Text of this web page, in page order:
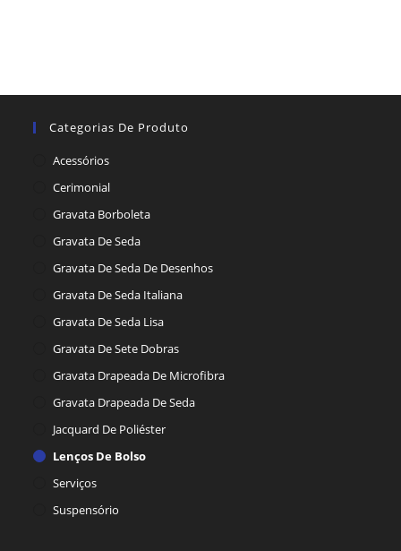
Categorias De Produto
Acessórios
Cerimonial
Gravata Borboleta
Gravata De Seda
Gravata De Seda De Desenhos
Gravata De Seda Italiana
Gravata De Seda Lisa
Gravata De Sete Dobras
Gravata Drapeada De Microfibra
Gravata Drapeada De Seda
Jacquard De Poliéster
Lenços De Bolso
Serviços
Suspensório